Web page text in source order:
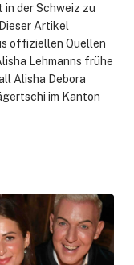
in der Schweiz zu
Artikel
offiziellen Quellen
Lehmanns frühe
Alisha Debora
im Kanton